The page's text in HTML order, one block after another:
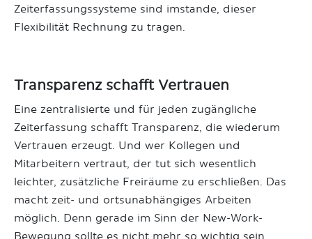
Zeiterfassungssysteme sind imstande, dieser
Flexibilität Rechnung zu tragen.
Transparenz schafft Vertrauen
Eine zentralisierte und für jeden zugängliche
Zeiterfassung schafft Transparenz, die wiederum
Vertrauen erzeugt. Und wer Kollegen und
Mitarbeitern vertraut, der tut sich wesentlich
leichter, zusätzliche Freiräume zu erschließen. Das
macht zeit- und ortsunabhängiges Arbeiten
möglich. Denn gerade im Sinn der New-Work-
Bewegung sollte es nicht mehr so wichtig sein,